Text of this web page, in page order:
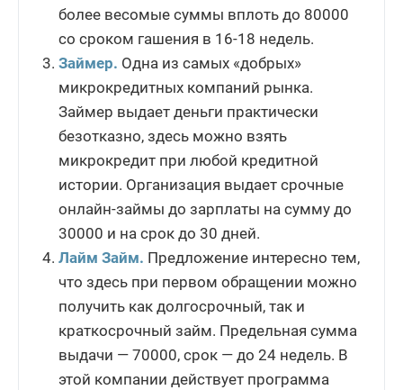
более весомые суммы вплоть до 80000
со сроком гашения в 16-18 недель.
Займер. Одна из самых «добрых»
микрокредитных компаний рынка.
Займер выдает деньги практически
безотказно, здесь можно взять
микрокредит при любой кредитной
истории. Организация выдает срочные
онлайн-займы до зарплаты на сумму до
30000 и на срок до 30 дней.
Лайм Займ. Предложение интересно тем,
что здесь при первом обращении можно
получить как долгосрочный, так и
краткосрочный займ. Предельная сумма
выдачи — 70000, срок — до 24 недель. В
этой компании действует программа